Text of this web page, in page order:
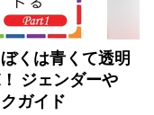
くは青くて透明
ジェンダーや
クガイド